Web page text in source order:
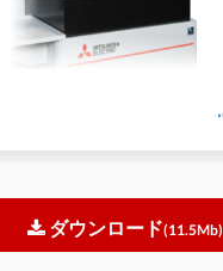
ダウンロード(11.5Mb)